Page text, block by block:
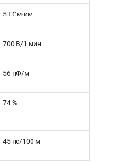
5 ГОм·км
700 В/1 мин
56 пФ/м
74 %
45 нс/100 м